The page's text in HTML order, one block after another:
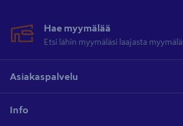
Hae myymälää
Etsi lähin myymäläsi laajasta
Asiakaspalvelu
Info